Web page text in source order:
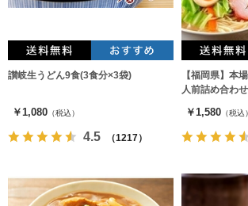
讃岐生うどん9食(3食分×3袋)
￥1,080 （税込）
4.5 （1217）
【福岡県】本
人前詰め合わせ
￥1,580 （税込）